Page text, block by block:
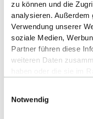
zu können und die
analysieren. Außerdem
Verwendung unserer
soziale Medien,
Partner führen diese
weiteren Daten
Alles zum Thema
Datenverarbeitung
Notwendig
Oder sie gründen
Sie werden wichtige
Die Arbeit der ESB-
Absolventen